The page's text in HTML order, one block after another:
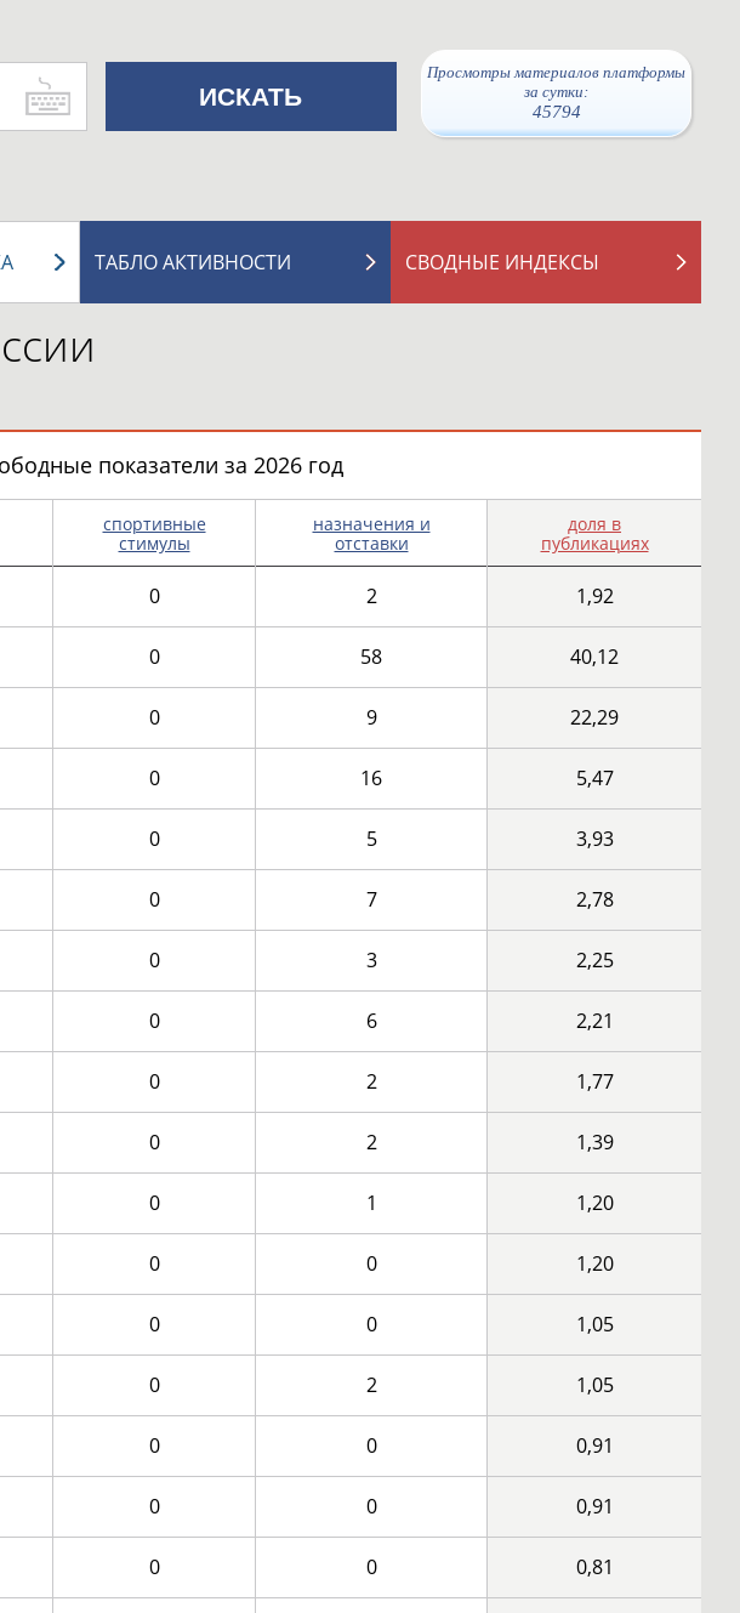
Просмотры материалов платформы
за сутки:
45794
СВОДНЫЕ ИНДЕКСЫ
ТАБЛО АКТИВНОСТИ
показатели за 2026 год
спортивные
стимулы
назначения и
отставки
доля в
публикациях
0 2 1,92
0 58 40,12
0 9 22,29
0 16 5,47
0 5 3,93
0 7 2,78
0 3 2,25
0 6 2,21
0 2 1,77
0 2 1,39
0 1 1,20
0 0 1,20
0 0 1,05
0 2 1,05
0 0 0,91
0 0 0,91
0 0 0,81